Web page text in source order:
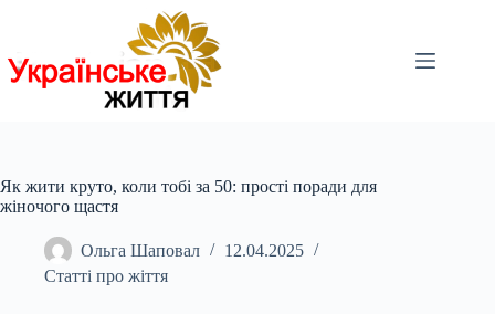
Як жити круто, коли тобі за 50: прості поради для
жіночого щастя
Ольга Шаповал
12.04.2025
Статті про жіття